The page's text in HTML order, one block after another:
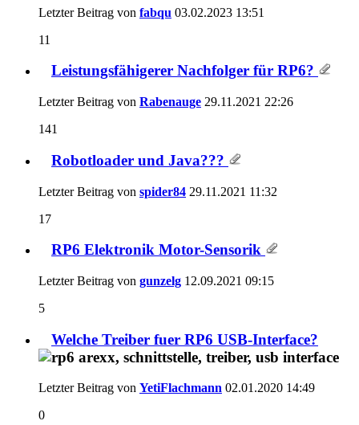
Letzter Beitrag von fabqu 03.02.2023 13:51
11
Leistungsfähigerer Nachfolger für RP6?
Letzter Beitrag von Rabenauge 29.11.2021 22:26
141
Robotloader und Java???
Letzter Beitrag von spider84 29.11.2021 11:32
17
RP6 Elektronik Motor-Sensorik
Letzter Beitrag von gunzelg 12.09.2021 09:15
5
Welche Treiber fuer RP6 USB-Interface?
Letzter Beitrag von YetiFlachmann 02.01.2020 14:49
0